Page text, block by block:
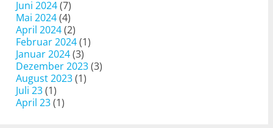
Juni 2024(7)
Mai 2024(4)
April 2024(2)
Februar 2024(1)
Januar 2024(3)
Dezember 2023(3)
August 2023(1)
Juli 23(1)
April 23(1)